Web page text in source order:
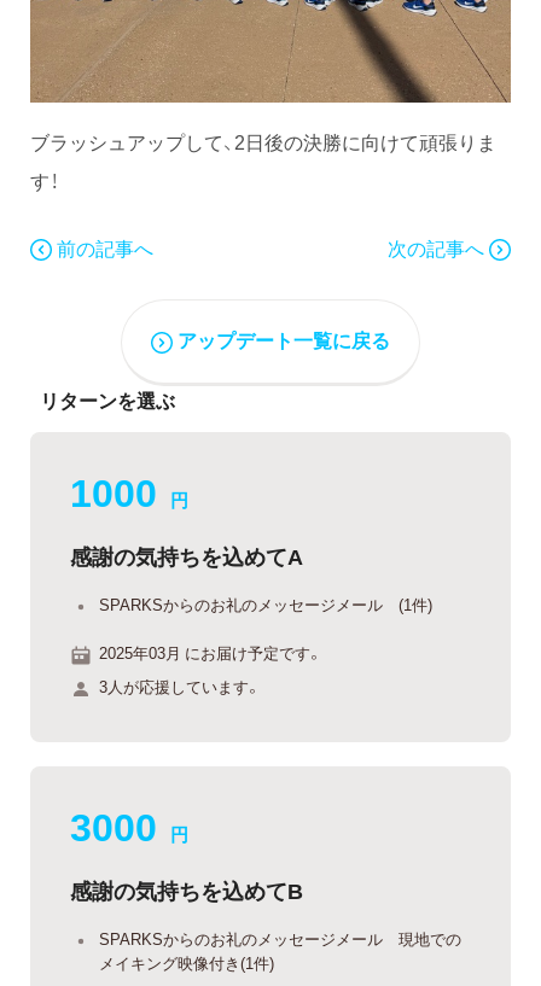
ブラッシュアップして、2日後の決勝に向けて頑張りま
す！
前の記事へ 次の記事へ
アップデート一覧に戻る
リターンを選ぶ
1000 円
感謝の気持ちを込めてA
SPARKSからのお礼のメッセージメール (1件)
2025年03月 にお届け予定です。
3人が応援しています。
3000 円
感謝の気持ちを込めてB
SPARKSからのお礼のメッセージメール 現地での
メイキング映像付き(1件)